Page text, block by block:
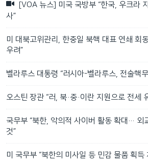
[VOA 뉴스] 미국 국방부 “한국, 우크라
사”
미 대북고위관리, 한중일 북핵 대표 연쇄 회
우려”
벨라루스 대통령 “러시아-벨라루스, 전술핵
오스틴 장관 “러, 북·중·이란 지원으로 전세
국무부 “북한, 악의적 사이버 활동 확대… 외
것”
미 국무부 “북한의 미사일 등 민감 물품 획득